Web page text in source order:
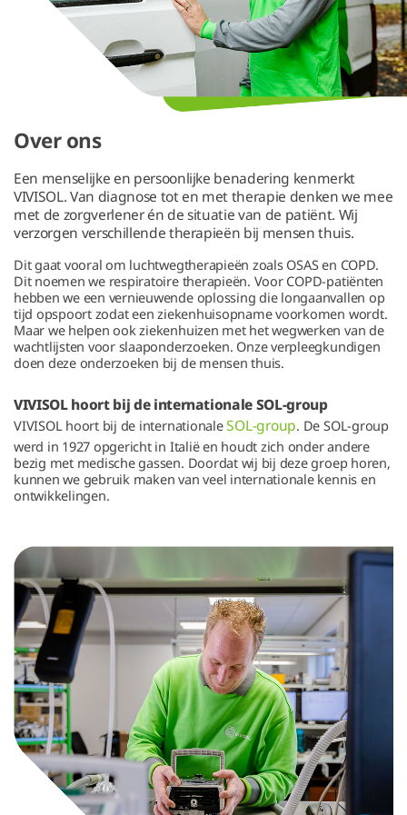
Over ons
Een menselijke en persoonlijke benadering kenmerkt
VIVISOL. Van diagnose tot en met therapie denken we mee
met de zorgverlener én de situatie van de patiënt. Wij
verzorgen verschillende therapieën bij mensen thuis.
Dit gaat vooral om luchtwegtherapieën zoals OSAS en COPD.
Dit noemen we respiratoire therapieën. Voor COPD-patiënten
hebben we een vernieuwende oplossing die longaanvallen op
tijd opspoort zodat een ziekenhuisopname voorkomen wordt.
Maar we helpen ook ziekenhuizen met het wegwerken van de
wachtlijsten voor slaaponderzoeken. Onze verpleegkundigen
doen deze onderzoeken bij de mensen thuis.
VIVISOL hoort bij de internationale SOL-group
VIVISOL hoort bij de internationaleSOL-group. De SOL-group
werd in 1927 opgericht in Italië en houdt zich onder andere
bezig met medische gassen. Doordat wij bij deze groep horen,
kunnen we gebruik maken van veel internationale kennis en
ontwikkelingen.